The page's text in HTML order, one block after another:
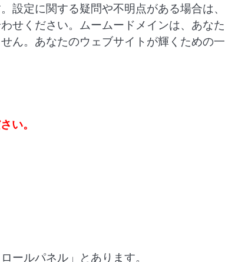
設定に関する疑問や不明点がある場合は、
せください。ムームードメインは、あなた
ん。あなたのウェブサイトが輝くための一
い。
ールパネル」とあります。